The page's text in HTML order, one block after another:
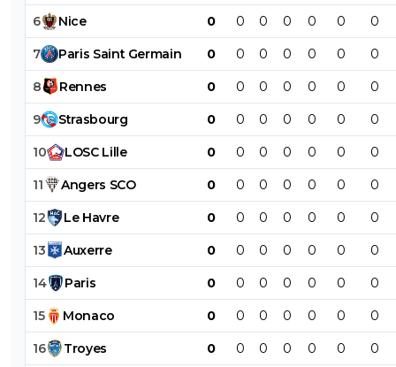
6 Nice 0 0 0 0 0 0 0
7 Paris Saint Germain 0 0 0 0 0 0 0
8 Rennes 0 0 0 0 0 0 0
9 Strasbourg 0 0 0 0 0 0 0
10 LOSC Lille 0 0 0 0 0 0 0
11 Angers SCO 0 0 0 0 0 0 0
12 Le Havre 0 0 0 0 0 0 0
13 Auxerre 0 0 0 0 0 0 0
14 Paris 0 0 0 0 0 0 0
15 Monaco 0 0 0 0 0 0 0
16 Troyes 0 0 0 0 0 0 0